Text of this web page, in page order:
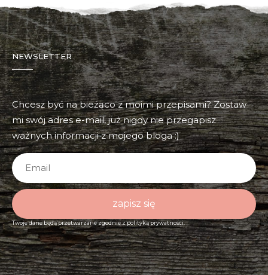
NEWSLETTER
Chcesz być na bieżąco z moimi przepisami? Zostaw
mi swój adres e-mail, już nigdy nie przegapisz
ważnych informacji z mojego bloga :)
zapisz się
Twoje dane będą przetwarzane zgodnie zpolityką prywatności.